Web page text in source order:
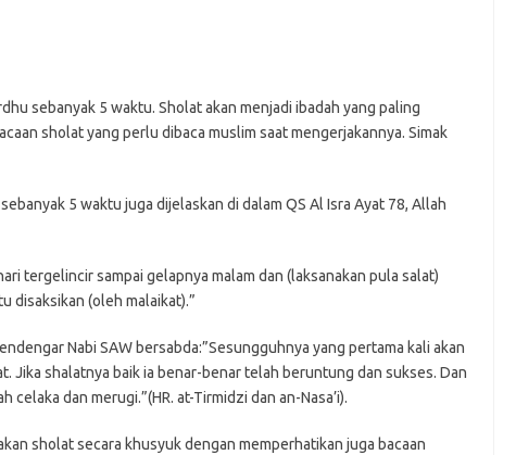
sebanyak 5 waktu. Sholat akan menjadi ibadah yang paling
sholat yang perlu dibaca muslim saat mengerjakannya. Simak
5 waktu juga dijelaskan di dalam QS Al Isra Ayat 78, Allah
tergelincir sampai gelapnya malam dan (laksanakan pula salat)
disaksikan (oleh malaikat).”
Nabi SAW bersabda:”Sesungguhnya yang pertama kali akan
Jika shalatnya baik ia benar-benar telah beruntung dan sukses. Dan
dan merugi.”(HR. at-Tirmidzi dan an-Nasa’i).
sholat secara khusyuk dengan memperhatikan juga bacaan